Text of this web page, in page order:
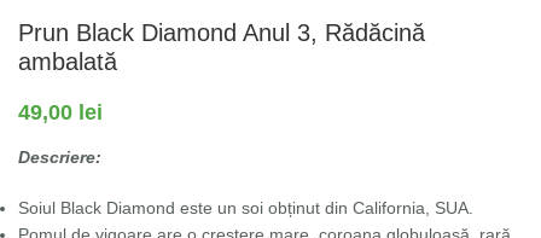
Prun Black Diamond Anul 3, Rădăcină
ambalată
49,00 lei
Descriere:
Soiul Black Diamond este un soi obținut din California, SUA.